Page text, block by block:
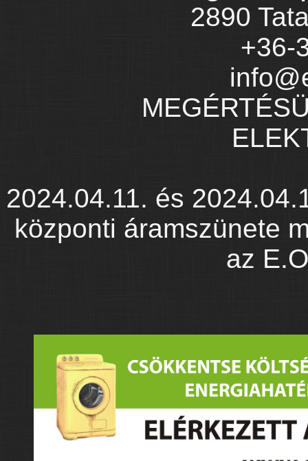
2890
+36-
2024.04.11. és
központi áramszünete
az